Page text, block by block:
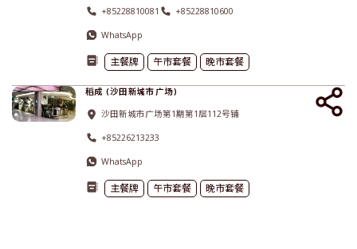
+85228810081 +85228810600
WhatsApp
主餐牌 午市套餐 晚市套餐
稻成 (沙田新城市广场)
沙田新城市广场第1期第1层112号铺
+85226213233
WhatsApp
主餐牌 午市套餐 晚市套餐